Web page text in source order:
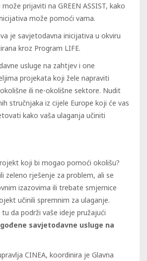
prijaviti na GREEN ASSIST, kako
može pomoći vama.
je savjetodavna inicijativa u okviru
kroz Program LIFE.
usluge na zahtjev i one
projekata koji žele napraviti
ili ne-okolišne sektore. Nudit
stručnjaka iz cijele Europe koji će vas
kako vaša ulaganja učiniti
koji bi mogao pomoći okolišu?
zeleno rješenje za problem, ali se
izazovima ili trebate smjernice
učinili spremnim za ulaganje.
tu da podrži vaše ideje pružajući
savjetodavne usluge na
CINEA, koordinira je Glavna